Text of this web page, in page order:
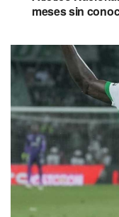
meses sin